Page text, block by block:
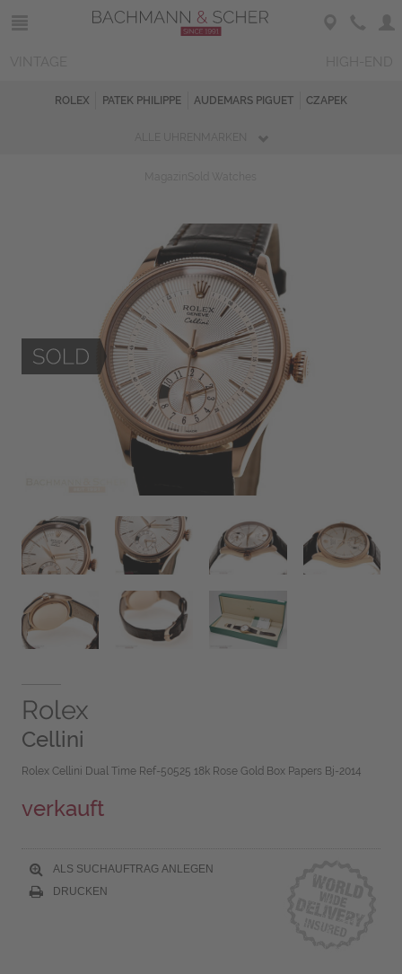
ROLEX PATEK PHILIPPE AUDEMARS PIGUET CZAPEK
Rolex
Cellini
Rolex Cellini Dual Time Ref-50525 18k Rose Gold Box Papers Bj-2014
verkauft
ALS SUCHAUFTRAG ANLEGEN
DRUCKEN